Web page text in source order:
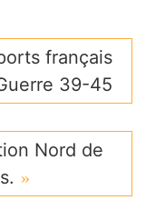
français
39-45
Nord de